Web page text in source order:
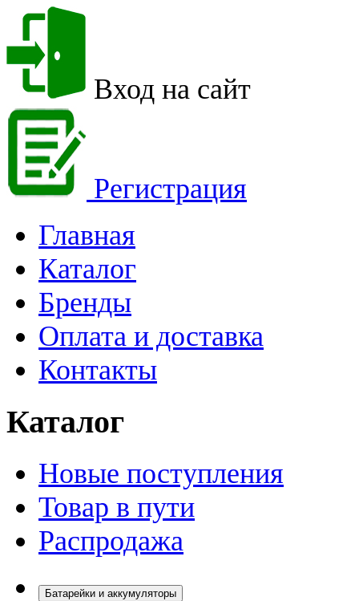
Вход на сайт
Регистрация
Главная
Каталог
Бренды
Оплата и доставка
Контакты
Каталог
Новые поступления
Товар в пути
Распродажа
Батарейки и аккумуляторы